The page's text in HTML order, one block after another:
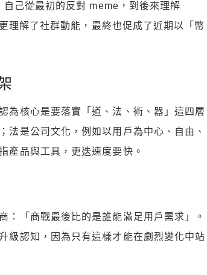
己從最初的反對 meme，到後來理解
理解了社群動能，最終也促成了近期以「幣
為核心是要落實「道、法、術、器」這四層
法是公司文化，例如以用戶為中心、自由、
產品與工具，更迭速度要快。
：「商戰最後比的是誰能滿足用戶需求」。
級認知，因為只有這樣才能在劇烈變化中站